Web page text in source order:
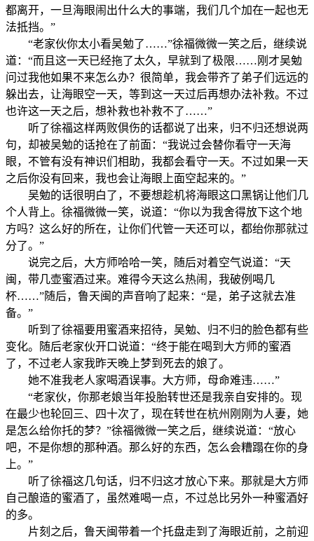
都离开，一旦海眼闹出什么大的事端，我们几个加在一起也无
法抵挡。”
“老家伙你太小看吴勉了……”徐福微微一笑之后，继续说
道：“而且这一天已经拖了太久，早就到了极限……刚才吴勉
问过我他如果不来怎么办？很简单，我会带齐了弟子们远远的
躲出去，让海眼空一天，等到这一天过后再想办法补救。不过
也许这一天之后，想补救也补救不了……”
听了徐福这样两败倶伤的话都说了出来，归不归还想说两
句，却被吴勉的话抢在了前面：“我说过会替你看守一天海
眼，不管有没有神识们相助，我都会看守一天。不过如果一天
之后你没有回来，我也会让海眼上面空起来的。”
吴勉的话很明白了，不要想趁机将海眼这口黑锅让他们几
个人背上。徐福微微一笑，说道：“你以为我舍得放下这个地
方吗？这么好的所在，让你们代管一天还可以，都绐你那就过
分了。”
说完之后，大方师哈哈一笑，随后对着空气说道：“天
闽，带几壶蜜酒过来。难得今天这么热闹，我破例喝几
杯……”随后，鲁天闽的声音响了起来：“是，弟子这就去准
备。”
听到了徐福要用蜜酒来招待，吴勉、归不归的脸色都有些
变化。随后老家伙开口说道：“终于能在喝到大方师的蜜酒
了，不过老人家我昨天晚上梦到死去的娘了。
她不准我老人家喝酒误事。大方师，母命难违……”
“老家伙，你那老娘当年投胎转世还是我亲自安排的。现
在最少也轮回三、四十次了，现在转世在杭州刚刚为人妻，她
是怎么给你托的梦？”徐福微微一笑之后，继续说道：“放心
吧，不是你想的那种酒。那么好的东西，怎么会糟蹋在你的身
上。”
听了徐福这几句话，归不归这才放心下来。那就是大方师
自己酿造的蜜酒了，虽然难喝一点，不过总比另外一种蜜酒好
的多。
片刻之后，鲁天闽带着一个托盘走到了海眼近前，之前迎